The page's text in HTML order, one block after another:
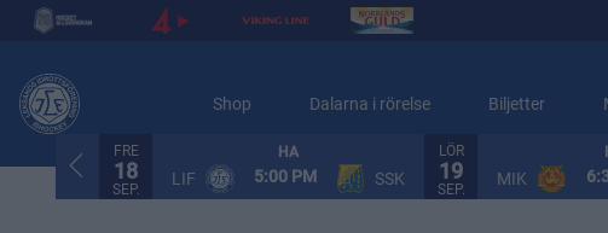
Shop Dalarna i rörelse Biljetter
FRE
18
SEP.
HA
LIF 5:00 PM SSK
LÖR
19
SEP.
MIK